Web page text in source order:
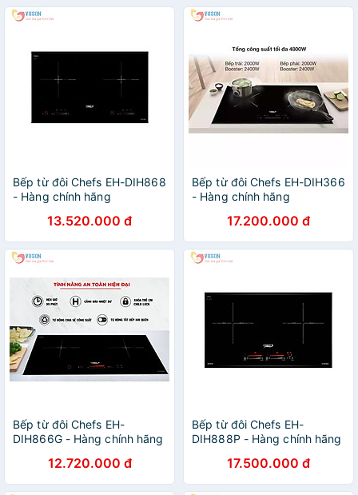
Bếp từ đôi Chefs EH-DIH868
- Hàng chính hãng
13.520.000 đ
Bếp từ đôi Chefs EH-DIH366
- Hàng chính hãng
17.200.000 đ
Bếp từ đôi Chefs EH-
DIH866G - Hàng chính hãng
12.720.000 đ
Bếp từ đôi Chefs EH-
DIH888P - Hàng chính hãng
17.500.000 đ